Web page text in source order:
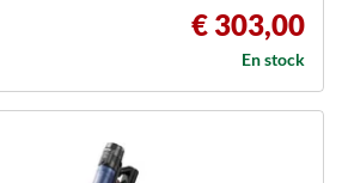
€ 303,00
En stock